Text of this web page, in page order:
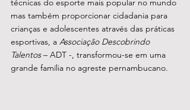
técnicas do esporte mais popular no mundo
mas também proporcionar cidadania para
crianças e adolescentes através das práticas
esportivas, a Associação Descobrindo
Talentos – ADT -, transformou-se em uma
grande família no agreste pernambucano.